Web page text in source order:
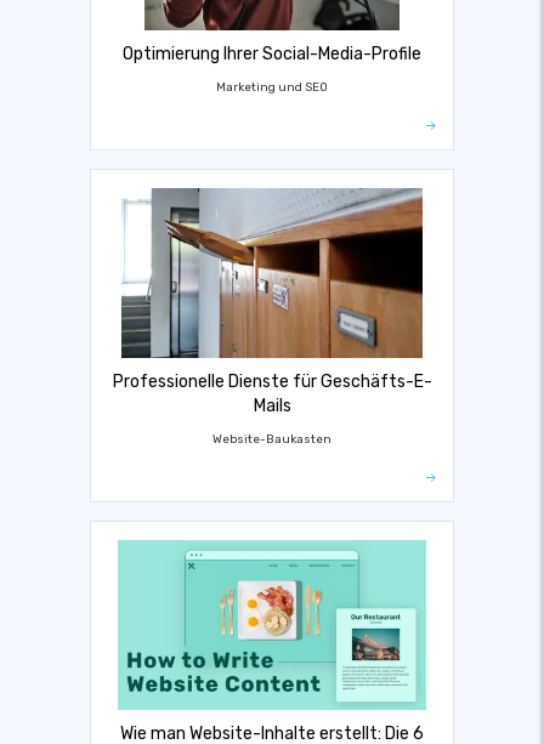
Optimierung Ihrer Social-Media-Profile
Marketing und SEO
Professionelle Dienste für Geschäfts-E-
Mails
Website-Baukasten
Wie man Website-Inhalte erstellt: Die 6